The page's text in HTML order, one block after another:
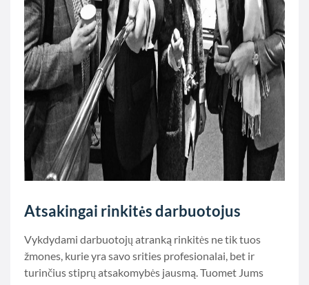
Atsakingai rinkitės darbuotojus
Vykdydami darbuotojų atranką rinkitės ne tik tuos
žmones, kurie yra savo srities profesionalai, bet ir
turinčius stiprų atsakomybės jausmą. Tuomet Jums